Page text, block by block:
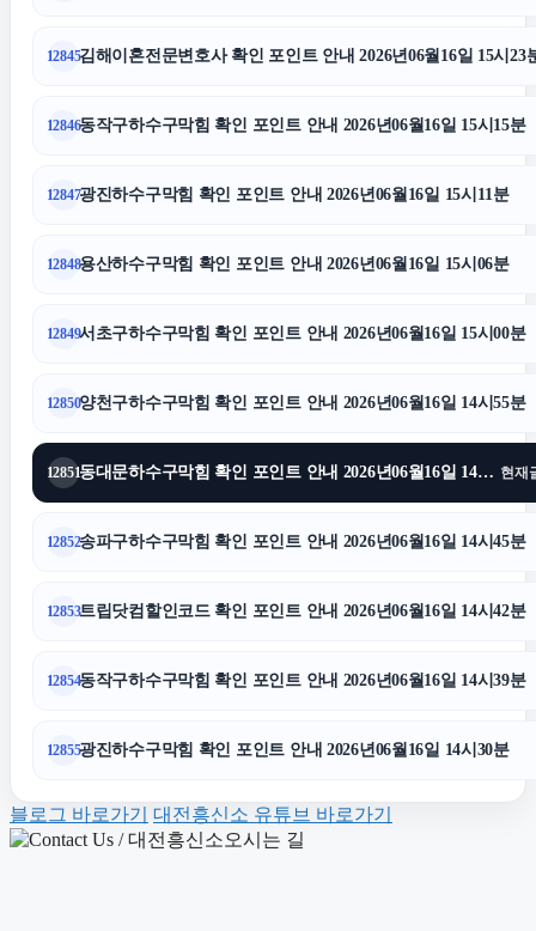
용인이혼전문변호사
대구이혼전문변호사
울산이혼전문변호사
하남하수구막힘
12845김해이혼전문변호사 확인 포인트 안내 2026년06월16일 15시23
12846동작구하수구막힘 확인 포인트 안내 2026년06월16일 15시15분
12847광진하수구막힘 확인 포인트 안내 2026년06월16일 15시11분
12848용산하수구막힘 확인 포인트 안내 2026년06월16일 15시06분
12849서초구하수구막힘 확인 포인트 안내 2026년06월16일 15시00분
12850양천구하수구막힘 확인 포인트 안내 2026년06월16일 14시55분
12851 동대문하수구막힘 확인 포인트 안내 2026년06월16일 14시51분 현재
12852송파구하수구막힘 확인 포인트 안내 2026년06월16일 14시45분
12853트립닷컴할인코드 확인 포인트 안내 2026년06월16일 14시42분
12854동작구하수구막힘 확인 포인트 안내 2026년06월16일 14시39분
12855광진하수구막힘 확인 포인트 안내 2026년06월16일 14시30분
블로그 바로가기 대전흥신소 유튜브 바로가기